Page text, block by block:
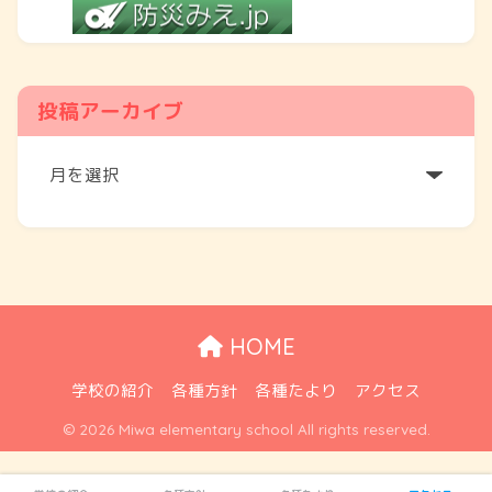
投稿アーカイブ
ア
カ
HOME
学校の紹介 各種方針 各種たより アクセス
© 2026 Miwa elementary school All rights reserved.